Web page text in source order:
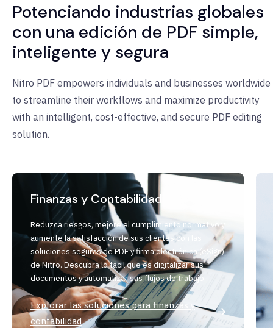
Potenciando industrias globales
con una edición de PDF simple,
inteligente y segura
Nitro PDF empowers individuals and businesses worldwide
to streamline their workflows and maximize productivity
with an intelligent, cost-effective, and secure PDF editing
solution.
Finanzas y Contabilidad
Reduzca riesgos, mejore el cumplimiento normativo y
aumente la satisfacción de sus clientes con las
soluciones seguras de PDF y firma electrónica (eSign)
de Nitro. Descubra lo fácil que es digitalizar sus
documentos y automatizar sus flujos de trabajo.
Explorar las soluciones para finanzas y
contabilidad